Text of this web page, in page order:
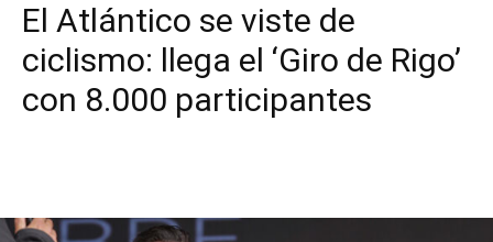
El Atlántico se viste de
ciclismo: llega el ‘Giro de Rigo’
con 8.000 participantes